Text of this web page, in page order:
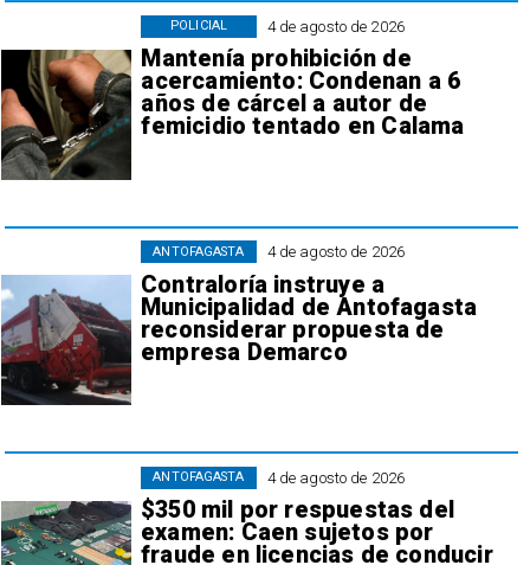
4 de agosto de 2026
Mantenía prohibición de
acercamiento: Condenan a 6
años de cárcel a autor de
femicidio tentado en Calama
POLICIAL
4 de agosto de 2026
Contraloría instruye a
Municipalidad de Antofagasta
reconsiderar propuesta de
empresa Demarco
ANTOFAGASTA
4 de agosto de 2026
$350 mil por respuestas del
examen: Caen sujetos por
fraude en licencias de conducir
ANTOFAGASTA